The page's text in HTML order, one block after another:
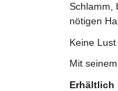
Schlamm,
nötigen
Keine
Mit
Erhältlich